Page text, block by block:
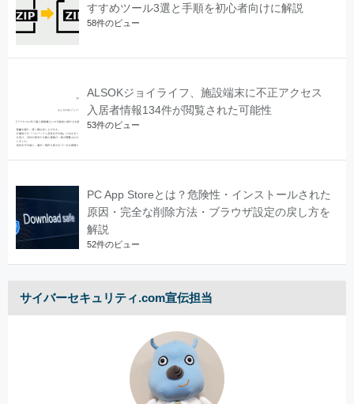
すすめツール3選と手順を初心者向けに解説
58件のビュー
ALSOKジョイライフ、施設端末に不正アクセス
入居者情報134件が閲覧された可能性
53件のビュー
PC App Storeとは？危険性・インストールされた
原因・完全な削除方法・ブラウザ設定の戻し方を
解説
52件のビュー
サイバーセキュリティ.com宣伝担当